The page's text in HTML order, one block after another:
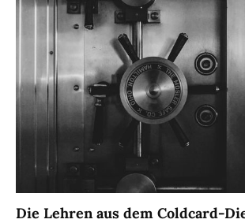
Die Lehren aus dem Coldcard-